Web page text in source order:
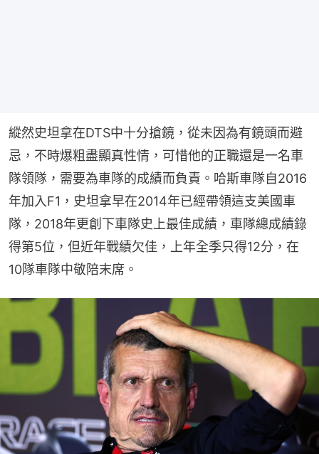
縱然史坦拿在DTS中十分搶鏡，從未因為有鏡頭而避
忌，不時爆粗盡顯真性情，可惜他的正職還是一名車
隊領隊，需要為車隊的成績而負責。哈斯車隊自2016
年加入F1，史坦拿早在2014年已經帶領這支美國車
隊，2018年更創下車隊史上最佳成績，車隊總成績錄
得第5位，但近年戰績欠佳，上年全季只得12分，在
10隊車隊中敬陪末席。